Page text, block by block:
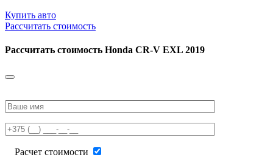
Купить авто
Рассчитать стоимость
Рассчитать стоимость Honda CR-V EXL 2019
leave
field
empty.
Расчет стоимости